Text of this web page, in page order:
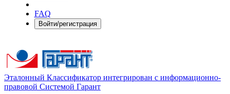
FAQ
Войти/регистрация
Эталонный Классификатор интегрирован с информационно-
правовой Системой Гарант